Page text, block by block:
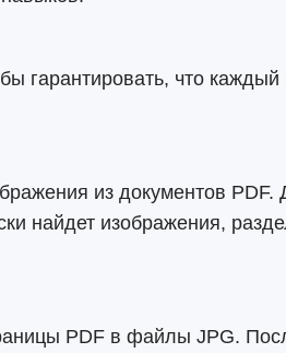
гарантировать, что
из документов
найдет изображения,
PDF в файлы JPG.